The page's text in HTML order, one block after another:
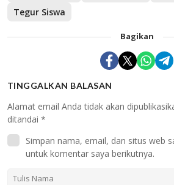
Tegur Siswa
Bagikan
TINGGALKAN BALASAN
Alamat email Anda tidak akan
ditandai *
Simpan nama, email, dan situs web
untuk komentar saya berikutnya.